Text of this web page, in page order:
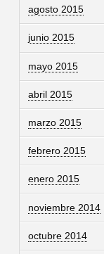
agosto 2015
junio 2015
mayo 2015
abril 2015
marzo 2015
febrero 2015
enero 2015
noviembre 2014
octubre 2014